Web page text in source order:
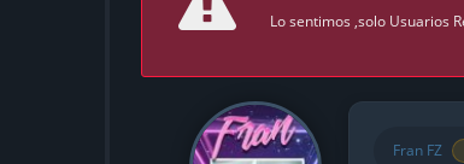
Lo sentimos ,solo Usuarios
Fran FZ